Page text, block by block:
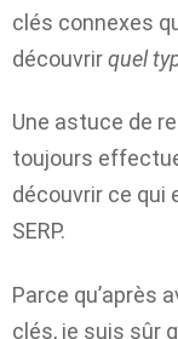
clés connexes
découvrirquel
Une astuce de
toujours
découvrir ce qui
SERP.
Parce qu’après
clés, je suis sûr